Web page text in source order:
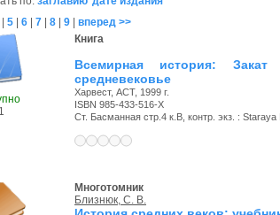
5 6 7 8 9 вперед >>
Книга
Всемирная история:
средневековье
Харвест, АСТ, 1999 г.
ISBN 985-433-516-X
Ст. Басманная стр.4 к.В, контр. экз. : Staraya
Многотомник
Близнюк, С. В.